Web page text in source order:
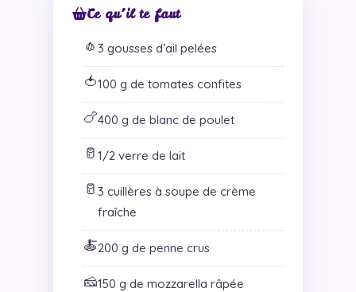
Ce qu’il te faut
🧄 3 gousses d’ail pelées
🍅100 g de tomates confites
🍗400 g de blanc de poulet
🥛 1/2 verre de lait
🥛 3 cuillères à soupe de crème
fraîche
🍝200 g de penne crus
🧀150 g de mozzarella râpée